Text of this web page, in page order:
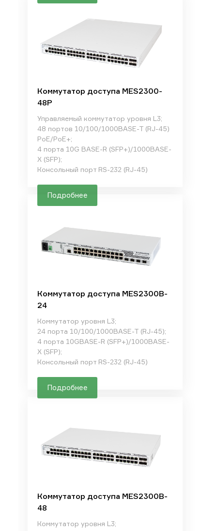
Коммутатор доступа MES2300-
48P
Управляемый коммутатор уровня L3;
48 портов 10/100/1000BASE-T (RJ-45)
PoE/PoE+;
4 порта 10G BASE-R (SFP+)/1000BASE-
X (SFP);
Консольный порт RS-232 (RJ-45)
Подробнее
Коммутатор доступа MES2300B-
24
Коммутатор уровня L3;
24 порта 10/100/1000BASE-T (RJ-45);
4 порта 10GBASE-R (SFP+)/1000BASE-
X (SFP);
Консольный порт RS-232 (RJ-45)
Подробнее
Коммутатор доступа MES2300B-
48
Коммутатор уровня L3;